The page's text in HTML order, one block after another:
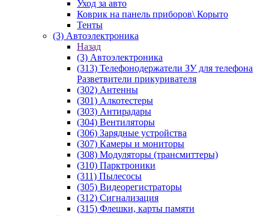
Уход за авто
Коврик на панель приборов\ Корыто
Тенты
(3) Автоэлектроника
Назад
(3) Автоэлектроника
(313) Телефонодержатели ЗУ для телефона
Разветвители прикуривателя
(302) Антенны
(301) Алкотестеры
(303) Антирадары
(304) Вентиляторы
(306) Зарядные устройства
(307) Камеры и мониторы
(308) Модуляторы (трансмиттеры)
(310) Парктроники
(311) Пылесосы
(305) Видеорегистраторы
(312) Сигнализация
(315) Флешки, карты памяти